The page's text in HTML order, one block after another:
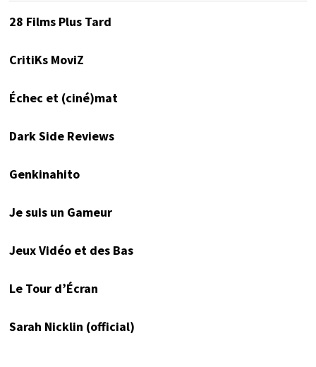
28 Films Plus Tard
CritiKs MoviZ
Échec et (ciné)mat
Dark Side Reviews
Genkinahito
Je suis un Gameur
Jeux Vidéo et des Bas
Le Tour d’Écran
Sarah Nicklin (official)